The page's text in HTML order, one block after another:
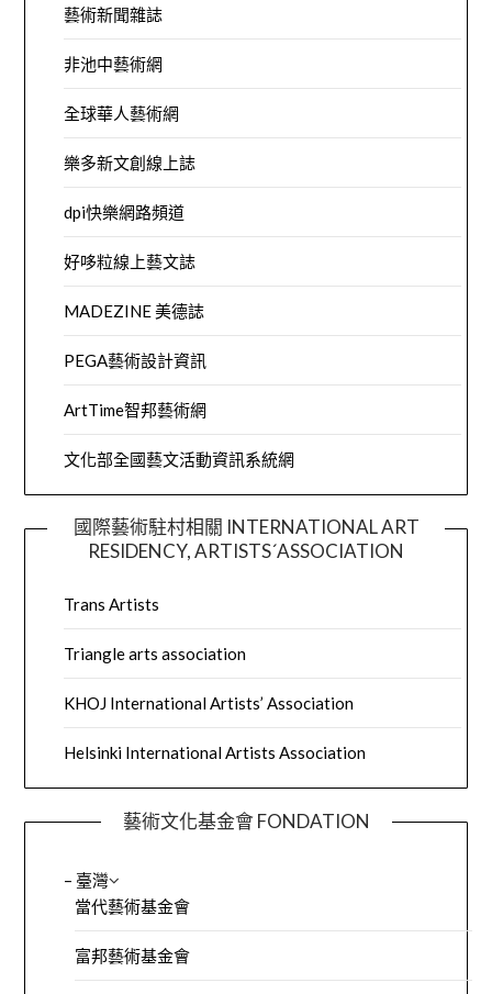
藝術新聞雜誌
非池中藝術網
全球華人藝術網
樂多新文創線上誌
dpi快樂網路頻道
好哆粒線上藝文誌
MADEZINE 美德誌
PEGA藝術設計資訊
ArtTime智邦藝術網
文化部全國藝文活動資訊系統網
國際藝術駐村相關 INTERNATIONAL ART
RESIDENCY, ARTISTS´ASSOCIATION
Trans Artists
Triangle arts association
KHOJ International Artists’ Association
Helsinki International Artists Association
藝術文化基金會 FONDATION
– 臺灣
當代藝術基金會
富邦藝術基金會